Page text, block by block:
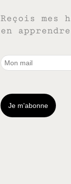
Reçois
en